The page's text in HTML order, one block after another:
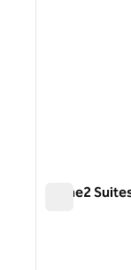
Home2